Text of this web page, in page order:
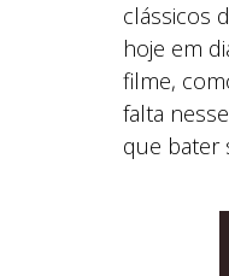
clássicos
hoje em
filme,
falta
que bater